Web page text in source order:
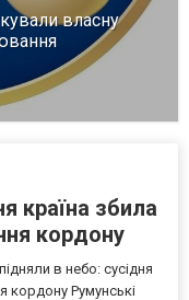
власну
країна збила
кордону
в небо: сусідня
кордону Румунські